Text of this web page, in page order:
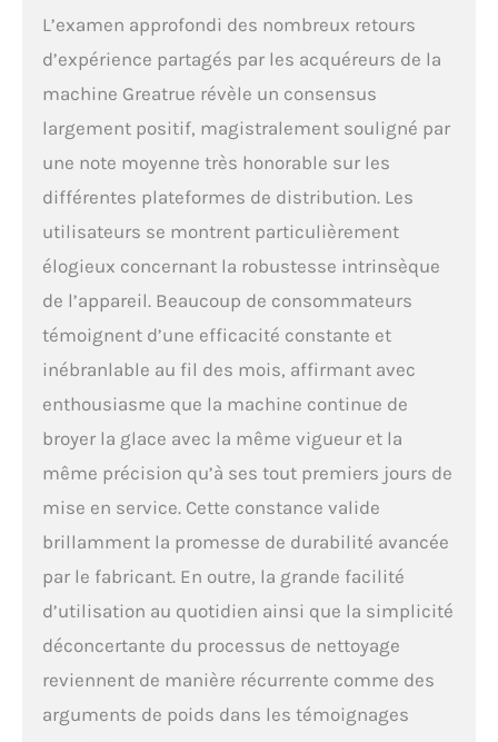
sécurité alimentaire ;
le design mécanique
facile à nettoyer vous
facilite la vie, vous
permettant
l'énergie et du temps
Alimentation
facile à utiliser pour
travailler quand vous
lames tranchantes
vous offrent une glace
et plus duveteuse, et
un puissant moteur
électrique vous
apporte un broyeur à
glace très efficace,
écrasant jusqu'à 65 kg
de glace rasée par
heure. Le corps et le
coude plus haut
donnent à la machine
une meilleure
esthétique tout en
offrant plus d'espace
pour les conteneurs
tels que les gobelets,
tasses, bols, etc Son
L’examen approfondi des nombreux retours
d’expérience partagés par les acquéreurs de la
machine Greatrue révèle un consensus
largement positif, magistralement souligné par
une note moyenne très honorable sur les
différentes plateformes de distribution. Les
utilisateurs se montrent particulièrement
élogieux concernant la robustesse intrinsèque
de l’appareil. Beaucoup de consommateurs
témoignent d’une efficacité constante et
inébranlable au fil des mois, affirmant avec
enthousiasme que la machine continue de
broyer la glace avec la même vigueur et la
même précision qu’à ses tout premiers jours de
mise en service. Cette constance valide
brillamment la promesse de durabilité avancée
par le fabricant. En outre, la grande facilité
d’utilisation au quotidien ainsi que la simplicité
déconcertante du processus de nettoyage
reviennent de manière récurrente comme des
arguments de poids dans les témoignages